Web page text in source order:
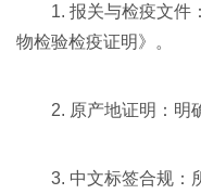
1. 报关与检疫文件
物检验检疫证明》。
2. 原产地证明：明
3. 中文标签合规：